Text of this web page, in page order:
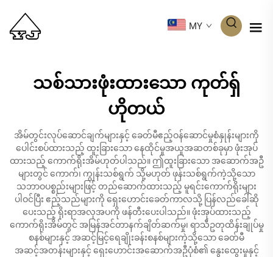
MY
သစ်သားဖုံးထားသော ကုတ်ရှ်
ဟိုတယ်
အိမ်တွင်းလုပ်ဆောင်ချက်များနှင့် ခေတ်မီဧည့်ဝန်ဆောင်မှုစံနှုန်းများကို
ပေါင်းစပ်ထားသည့် ထူးခြားသော နေထိုင်မှုအယူအဆတစ်ခုမှာ ဖုံးအုပ်
ထားသည့် ကောက်ရိုးအိမ်ဟုတ်ပါသည်။ ဤထူးခြားသော အဆောက်အဦ
များတွင် ကောက်၊ ကျွန်းသစ်ရွက် သို့မဟုတ် ဖုန်းသစ်ရွက်ကဲ့သို့သော
သဘာဝပစ္စည်းများဖြင့် တည်ဆောက်ထားသည့် မူရင်းကောက်ရိုးများ
ပါဝင်ပြီး ဧည့်သည်များကို ရှေးဟောင်းခေတ်ကာလသို့ ပြန်လည်ခေါ်ဆို
ပေးသည့် ရိုးရာအလှအပကို ဖန်တီးပေးပါသည်။ ဖုံးအုပ်ထားသည့်
ကောက်ရိုးအိမ်တွင် အမြန်အင်တာနက်ချိတ်ဆက်မှု၊ ရာသီဥတုထိန်းချုပ်မှု
စနစ်များနှင့် အဆင့်မြင့်ရေချိုးခန်းစနစ်များကဲ့သို့သော ခေတ်မီ
အဆင့်အတန်းများနှင့် ရှေးဟောင်းအဆောက်အဦပုံစံ၏ နွေးထွေးမှုနှင့်